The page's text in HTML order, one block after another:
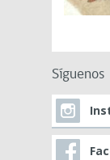
Síguenos